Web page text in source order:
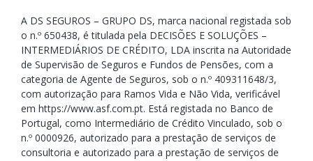
A DS SEGUROS – GRUPO DS, marca nacional registada sob
o n.º 650438, é titulada pela DECISÕES E SOLUÇÕES –
INTERMEDIÁRIOS DE CRÉDITO, LDA inscrita na Autoridade
de Supervisão de Seguros e Fundos de Pensões, com a
categoria de Agente de Seguros, sob o n.º 409311648/3,
com autorização para Ramos Vida e Não Vida, verificável
em https://www.asf.com.pt. Está registada no Banco de
Portugal, como Intermediário de Crédito Vinculado, sob o
n.º 0000926, autorizado para a prestação de serviços de
consultoria e autorizado para a prestação de serviços de